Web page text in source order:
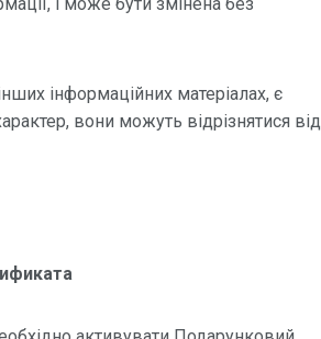
інформаційних матеріалах, є
вони можуть відрізнятися від